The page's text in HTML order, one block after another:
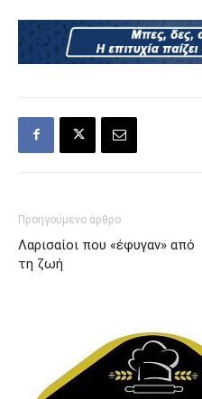
Προηγούμενο άρθρο
Λαρισαίοι που «έφυγαν» από
τη ζωή